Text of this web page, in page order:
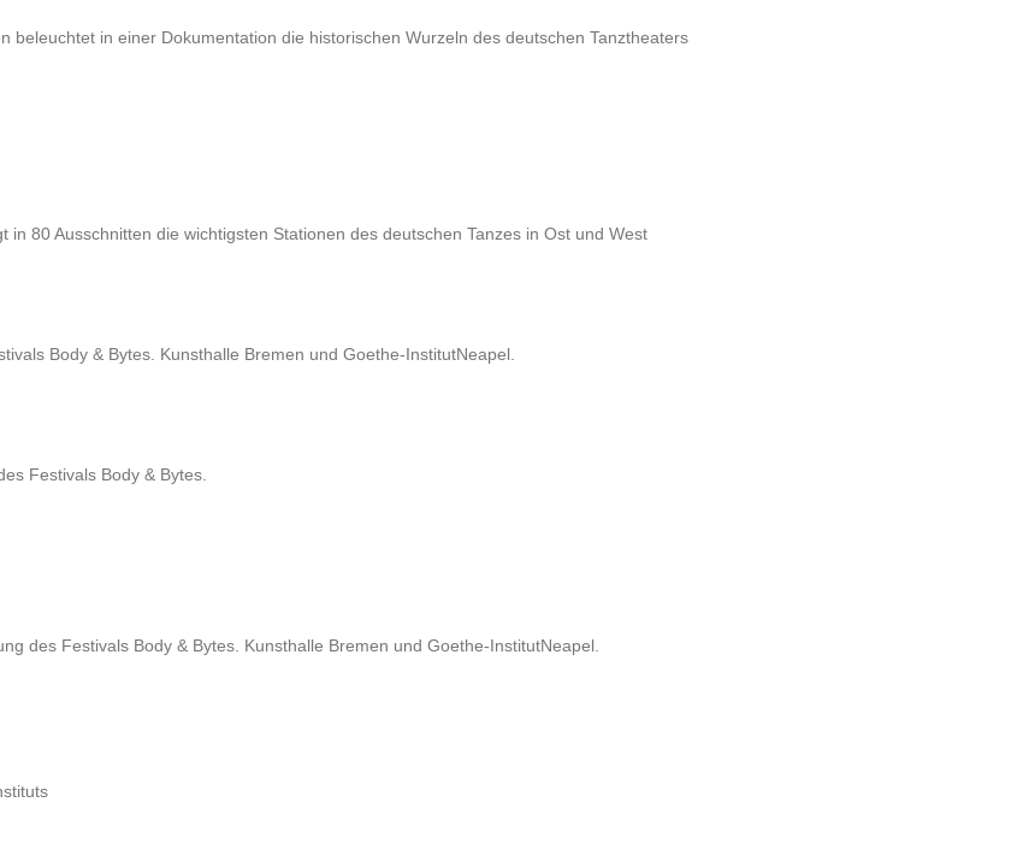
in einer Dokumentation die historischen Wurzeln des deutschen Tanztheaters
80 Ausschnitten die wichtigsten Stationen des deutschen Tanzes in Ost und West
Body & Bytes. Kunsthalle Bremen und Goethe-InstitutNeapel.
Festivals Body & Bytes.
des Festivals Body & Bytes. Kunsthalle Bremen und Goethe-InstitutNeapel.